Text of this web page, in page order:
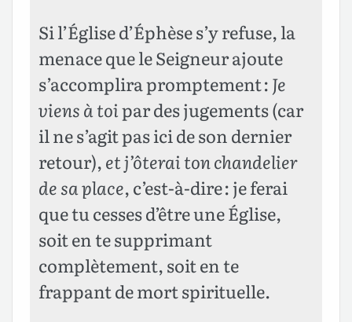
Si l’Église d’Éphèse s’y refuse, la
menace que le Seigneur ajoute
s’accomplira promptement :Je
viens à toipar des jugements (car
il ne s’agit pas ici de son dernier
retour),et j’ôterai ton chandelier
de sa place, c’est-à-dire : je ferai
que tu cesses d’être une Église,
soit en te supprimant
complètement, soit en te
frappant de mort spirituelle.